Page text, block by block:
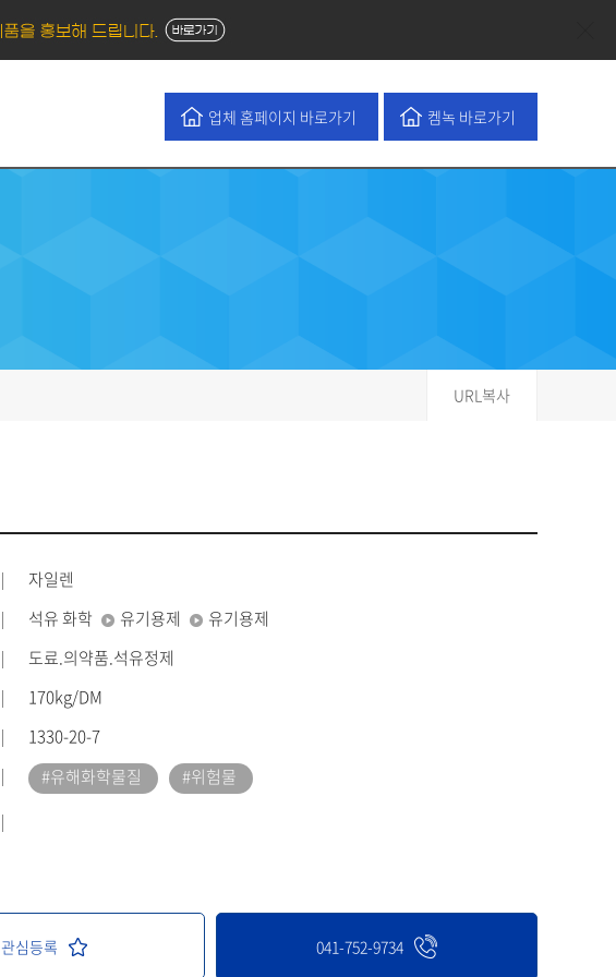
업체 홈페이지 바로가기 켐녹 바로가기
URL복사
자일렌
석유 화학 유기용제
유기용제
도료.의약품.석유정제
170kg/DM
1330-20-7
#유해화학물질
#위험물
관심등록 041-752-9734